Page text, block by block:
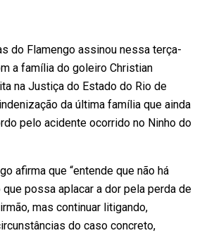
do Flamengo assinou nessa terça-
a família do goleiro Christian
na Justiça do Estado do Rio de
da última família que ainda
pelo acidente ocorrido no Ninho do
afirma que “entende que não há
possa aplacar a dor pela perda de
mas continuar litigando,
do caso concreto,